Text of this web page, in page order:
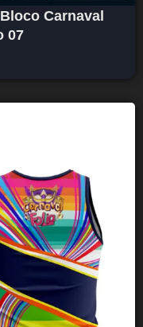
Carnaval
07